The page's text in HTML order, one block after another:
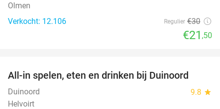
Olmen
Verkocht: 12.106
Regulier €30
€21 ,50
All-in spelen, eten en drinken bij Duinoord
Duinoord 9.8 star
Helvoirt